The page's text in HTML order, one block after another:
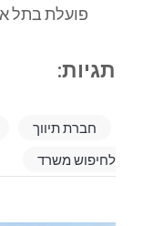
פועלת בתל
תגיות:
חברת תיווך
לחיפוש משרד